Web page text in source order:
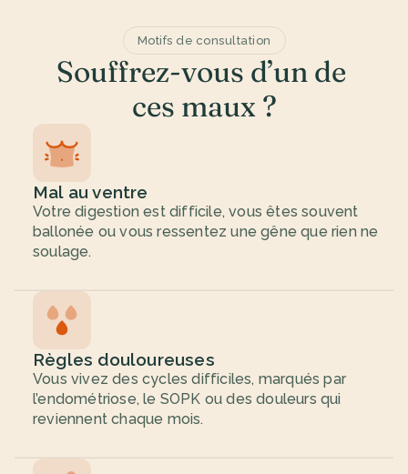
Motifs de consultation
Souffrez-vous d’un de
ces maux ?
Mal au ventre
Votre digestion est difficile, vous êtes souvent
ballonée ou vous ressentez une gêne que rien ne
soulage.
Règles douloureuses
Vous vivez des cycles difficiles, marqués par
l’endométriose, le SOPK ou des douleurs qui
reviennent chaque mois.